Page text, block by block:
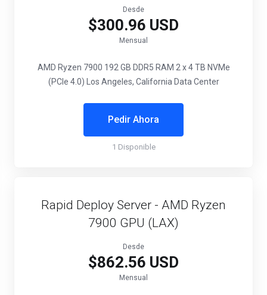
Desde
$300.96 USD
Mensual
AMD Ryzen 7900 192 GB DDR5 RAM 2 x 4 TB NVMe
(PCIe 4.0) Los Angeles, California Data Center
Pedir Ahora
1 Disponible
Rapid Deploy Server - AMD Ryzen
7900 GPU (LAX)
Desde
$862.56 USD
Mensual